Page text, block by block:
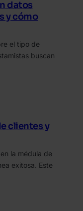
datos
y cómo
el tipo de
buscan
clientes y
la médula de
exitosa. Este